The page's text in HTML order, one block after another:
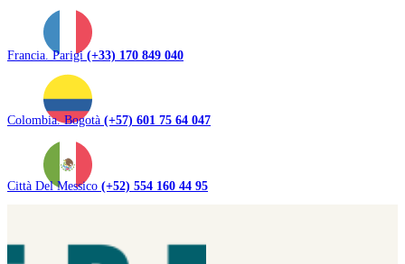
Francia. Parigi(+33) 170 849 040
Colombia. Bogotà (+57) 601 75 64 047
Città Del Messico (+52) 554 160 44 95